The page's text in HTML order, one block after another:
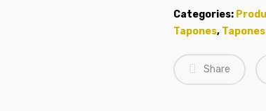
Categories:
Tapones, Tapones
Share